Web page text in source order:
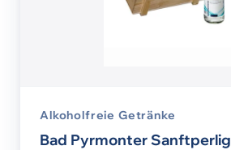
Alkoholfreie Getränke
Bad Pyrmonter Sanftperlig